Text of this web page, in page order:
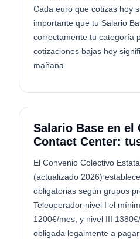
Cada euro que cotizas hoy
importante que tu Salario
correctamente tu categoría
cotizaciones bajas hoy
mañana.
Salario Base en el
Contact Center:
El Convenio Colectivo
(actualizado 2026)
obligatorias según grupos
Teleoperador nivel I el
1200€/mes, y nivel III
obligada legalmente a